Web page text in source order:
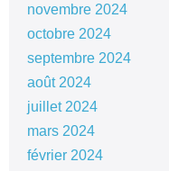
novembre 2024
octobre 2024
septembre 2024
août 2024
juillet 2024
mars 2024
février 2024